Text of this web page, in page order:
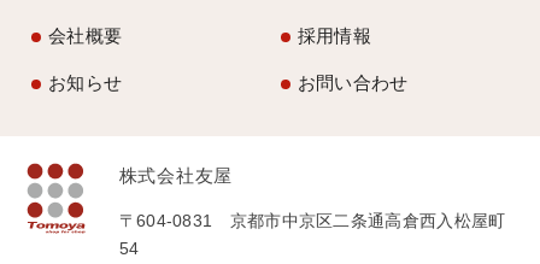
会社概要 採用情報
お知らせ お問い合わせ
株式会社友屋
〒604-0831 京都市中京区二条通高倉西入松屋町
54